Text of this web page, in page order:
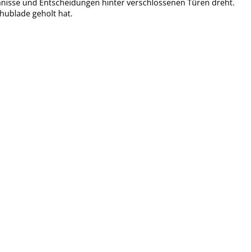
und Entscheidungen hinter verschlossenen Türen dreht.
geholt hat.